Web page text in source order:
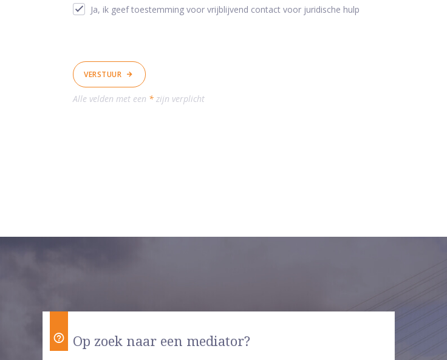
Ja, ik geef toestemming voor vrijblijvend contact voor juridische hulp
VERSTUUR
Alle velden met een * zijn verplicht
Op zoek naar een mediator?